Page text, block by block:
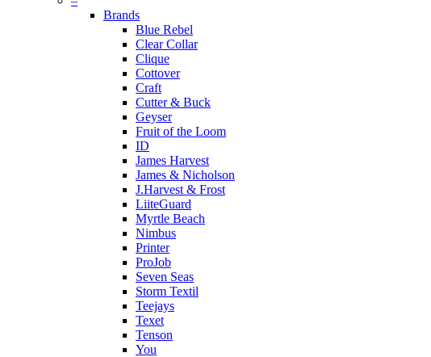
Brands
Blue Rebel
Clear Collar
Clique
Cottover
Craft
Cutter & Buck
Geyser
Fruit of the Loom
ID
James Harvest
James & Nicholson
J.Harvest & Frost
LiiteGuard
Myrtle Beach
Nimbus
Printer
ProJob
Seven Seas
Storm Textil
Teejays
Texet
Tenson
You